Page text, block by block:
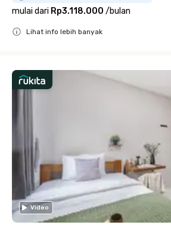
mulai dari Rp3.118.000 /bulan
Lihat info lebih banyak
Video